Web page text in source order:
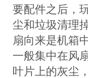
要配件之后，
尘和垃圾清理
扇向来是机箱
一般集中在风
叶片上的灰尘